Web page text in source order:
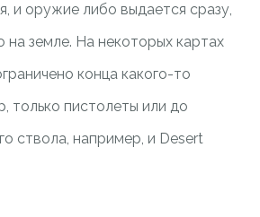
и оружие либо выдается сразу,
на земле. На некоторых картах
конца какого-то
только пистолеты или до
ствола, например, и Desert